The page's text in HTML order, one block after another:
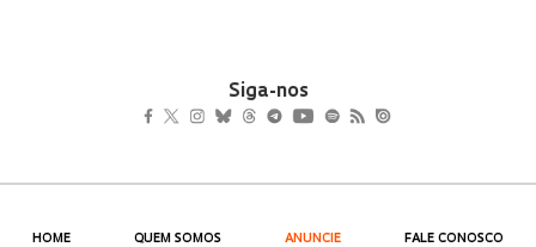
Siga-nos
HOME QUEM SOMOS ANUNCIE FALE CONOSCO